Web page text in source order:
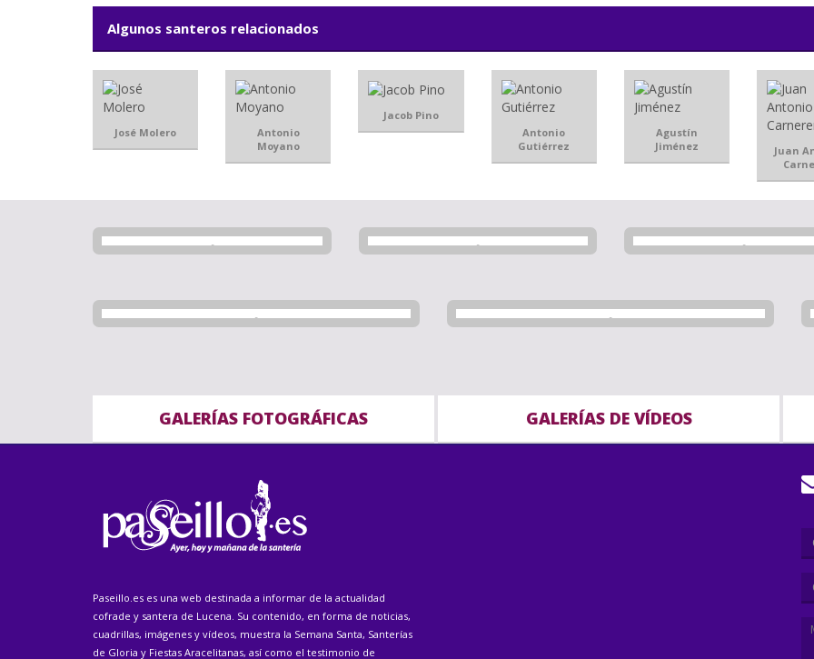
Algunos santeros relacionados
José Molero
Antonio
Moyano
Jacob Pino
Antonio
Gutiérrez
Agustín
Jiménez
Juan
GALERÍAS FOTOGRÁFICAS GALERÍAS DE VÍDEOS
Paseillo.es es una web destinada a informar de la actualidad
cofrade y santera de Lucena. Su contenido, en forma de noticias,
cuadrillas, imágenes y vídeos, muestra la Semana Santa, Santerías
de Gloria y Fiestas Aracelitanas, así como el testimonio de